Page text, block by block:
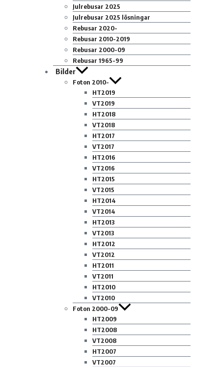
Julrebusar 2025
Julrebusar 2025 lösningar
Rebusar 2020-
Rebusar 2010-2019
Rebusar 2000-09
Rebusar 1965-99
Bilder
Foton 2010-
HT2019
VT2019
HT2018
VT2018
HT2017
VT2017
HT2016
VT2016
HT2015
VT2015
HT2014
VT2014
HT2013
VT2013
HT2012
VT2012
HT2011
VT2011
HT2010
VT2010
Foton 2000-09
HT2009
HT2008
VT2008
HT2007
VT2007